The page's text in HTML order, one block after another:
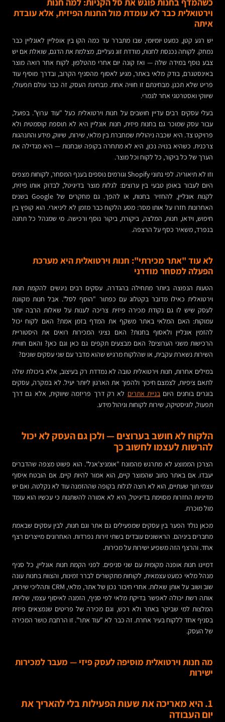
כשהמדף בחנות פוגש את סל הקניות: למה חנות
וירטואלית כבר לא עומדת מול החנות הפיזית, אלא עובדת
איתה
יש רגע קטן, כמעט יומיומי, שבו מתברר עד כמה הקו בין אופליין לאונליין כבר
נמחק. לקוחה נכנסת לחנות, מודדת זוג נעליים, מצלמת את הדגם, שואלת אם יש
צבע נוסף במידה שלה — ואז קונה יום אחרי מהטלפון. לקוח אחר רואה מוצר
באינסטגרם, בודק מלאי באתר, מגיע לאסוף מהסניף הקרוב, ובדרך מוסיף עוד
פריט שלא תכנן. מבחינתם זו חוויה אחת. מבחינת העסק, זה כבר עולם תפעולי,
שיווקי ואסטרטגי אחר לגמרי.
בעלי עסקים רבים עדיין חושבים על חנות וירטואלית כעל "עוד ערוץ". בפועל,
עבור עסק שמוכר גם בחנות פיזית, חנות אונליין היא לא תוספת קוסמטית ולא
פרויקט צד. היא שכבה ניהולית שמחברת בין מלאי, שירות, שיווק, מידע והתנהגות
צרכנית. כשהיא בנויה נכון, היא לא מתחרה בקופה שבחנות — היא מגדילה את
הערך של כל ביקור, כל לקוח וכל מוצר.
וזו לא תיאוריה. לפי נתוני Shopify וגורמים נוספים בענף המסחר, לקוחות מצפים
היום לעבור באופן טבעי בין ערוצים: לגלות מוצר בדיגיטל, לבדוק אותו פיזית,
לקנות אונליין, להחזיר בחנות, או להפך. גם מחקרים של Google בשנים
האחרונות חזרו על אותו מסר: מסע הלקוח כבר מזמן לא ליניארי. הוא קופץ בין
חיפוש, וידאו, חנות, המלצה, ביקורת, ביקור נוסף ורכישה. מי שמנהל כל תחנה
בנפרד, משאיר כסף על הרצפה.
לא עוד "אתר מכירתי": חנות וירטואלית היא מערכת
הפעלה למסחר מודרני
הטעות הנפוצה ביותר מתחילה בהגדרה. עסקים רבים ניגשים להקמת חנות
וירטואלית כאילו מדובר בקטלוג עם כפתור "הוסף לסל". אבל חנות מקוונת
לעסק שיש לו גם נקודת מכירה פיזית צריכה לענות על שאלות הרבה יותר
עמוקות: האם המלאי באתר משקף את המדף בזמן אמת? האם לקוח יכול
להזמין אונליין ולאסוף בחנות? האם נציגי המכירות רואים את היסטוריית
הרכישות משני הערוצים? האם מבצעים תקפים גם כאן וגם כאן? והאם חוויית
השירות נשארת עקבית, או שהלקוח מרגיש שהוא מדבר עם שני עסקים שונים?
במילים אחרות, חנות וירטואלית טובה לא נמדדת רק בעיצוב, אלא ביכולת שלה
לתאם ציפיות, לצמצם חיכוך ולהפוך את הארגון ליותר יעיל. לא במקרה, עסקים
בוגרים בוחנים היום בניית אתרים לא רק דרך פריזמה שיווקית, אלא גם דרך
תפעול, לוגיסטיקה, שירות לקוחות וניהול מידע.
הלקוח לא חושב בערוצים — ולכן גם העסק לא יכול
להרשות לעצמו לחשוב כך
הצרכן הממוצע לא מתרגש מהמונח "אומניצ'אנל". הוא פשוט מצפה שהדברים
יעבדו. אם באתר כתוב שהמוצר קיים, הוא אמור להיות קיים. אם הובטח איסוף
עצמי תוך שעתיים, הוא לא רוצה לגלות בקופה שההזמנה עוד לא נקלטה. ואם יש
מדיניות החזרות מסוימת בדיגיטל, היא לא אמורה להשתנות כי עכשיו הוא עומד
מול מוכרת.
מכאן נולד הפער בין עסקים שמפעילים גם אתר וגם חנות, לבין עסקים שבאמת
מחברים ביניהם. הראשונים עובדים בשתי זירות נפרדות. האחרונים מייצרים רצף
אחד. והרצף הזה משפיע ישירות על מכירות.
דמיינו חנות אופנה מקומית עם שני סניפים. לפני הקמת חנות אונליין, כל סניף
מנהל מלאי כמעט עצמאית, לקוחות מתקשרים לברר זמינות, והצוות בחנות עונה
שוב ושוב על אותן שאלות. אחרי חיבור נכון של אתר, מלאי, CRM ותהליכי שירות,
אותה רשת יכולה לאפשר בדיקת מלאי לפי סניף, הזמנה לאיסוף עצמי, שליחת
המלצות למי שביקר באתר ולא רכש, וגם מכירה של פריטים שנמצאים פיזית
בסניף אחד ללקוח בעיר אחרת. זה כבר לא "עוד אתר". זו הרחבת כושר המכירה
של העסק.
מה חנות וירטואלית מוסיפה לעסק פיזי — מעבר למכירות
ישירות
1. היא מאריכה את שעות הפעילות בלי להאריך את
יום העבודה